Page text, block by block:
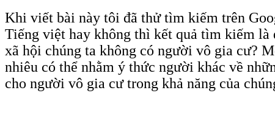
Khi viết bài này tôi đã thử tìm kiếm trên
Tiếng việt hay không thì kết quả tìm kiếm là
xã hội chúng ta không có người vô gia cư?
nhiêu có thể nhằm ý thức người khác về
cho người vô gia cư trong khả năng của